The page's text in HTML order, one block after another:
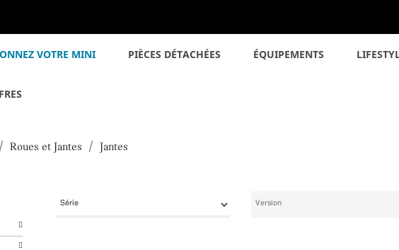
VOTRE MINI PIÈCES DÉTACHÉES ÉQUIPEMENTS
Roues et Jantes Jantes